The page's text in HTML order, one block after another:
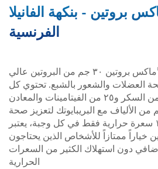
بروتين - بنكهة الفانيلا
الفرنسية
ماكس بروتين ٣٠ جم من البروتين عالي
العضلات والشعور بالشبع. تحتوي كل
علبة على ١ جم من السكر و٢٥ من الفيتامينات والمعادن
و٤ جم من الألياف مع البريبايوتك لتعزيز صحة
المناعة. مع ١٥٠ سعرة حرارية فقط في كل وجبة، يعتبر
خياراً ممتازاً للأشخاص الذين يحتاجون
دون استهلاك الكثير من السعرات
الحرارية